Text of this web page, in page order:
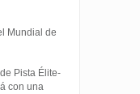
Mundial de
Pista Élite-
con una